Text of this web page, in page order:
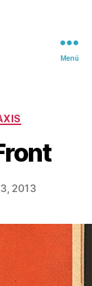
Menü
2013